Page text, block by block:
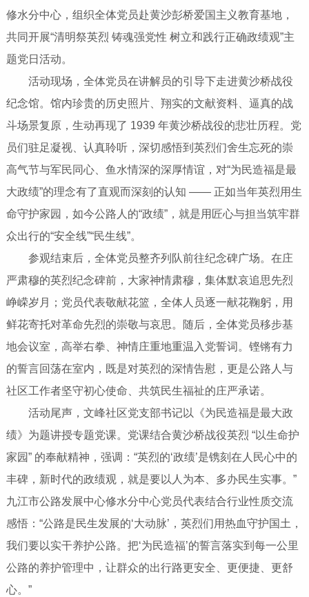
修水分中心，组织全体党员赴黄沙彭桥爱国主义教育基地，
共同开展“清明祭英烈 铸魂强党性 树立和践行正确政绩观”主
题党日活动。
活动现场，全体党员在讲解员的引导下走进黄沙桥战役
纪念馆。馆内珍贵的历史照片、翔实的文献资料、逼真的战
斗场景复原，生动再现了 1939 年黄沙桥战役的悲壮历程。党
员们驻足凝视、认真聆听，深切感悟到英烈们舍生忘死的崇
高气节与军民同心、鱼水情深的深厚情谊，对“为民造福是最
大政绩”的理念有了直观而深刻的认知 —— 正如当年英烈用生
命守护家园，如今公路人的“政绩”，就是用匠心与担当筑牢群
众出行的“安全线”“民生线”。
参观结束后，全体党员整齐列队前往纪念碑广场。在庄
严肃穆的英烈纪念碑前，大家神情肃穆，集体默哀追思先烈
峥嵘岁月；党员代表敬献花篮，全体人员逐一献花鞠躬，用
鲜花寄托对革命先烈的崇敬与哀思。随后，全体党员移步基
地会议室，高举右拳、神情庄重地重温入党誓词。铿锵有力
的誓言回荡在室内，既是对英烈的深情告慰，更是公路人与
社区工作者坚守初心使命、共筑民生福祉的庄严承诺。
活动尾声，文峰社区党支部书记以《为民造福是最大政
绩》为题讲授专题党课。党课结合黄沙桥战役英烈 “以生命护
家园” 的奉献精神，强调：“英烈的‘政绩’是镌刻在人民心中的
丰碑，新时代的政绩观，就是要以人为本、多办民生实事。”
九江市公路发展中心修水分中心党员代表结合行业性质交流
感悟：“公路是民生发展的‘大动脉’，英烈们用热血守护国土，
我们要以实干养护公路。把‘为民造福’的誓言落实到每一公里
公路的养护管理中，让群众的出行路更安全、更便捷、更舒
心。”